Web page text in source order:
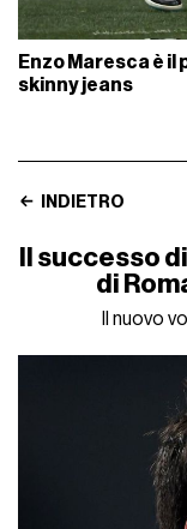
Enzo Maresca è
skinny jeans
INDIETRO
Il successo
di
Il nuovo